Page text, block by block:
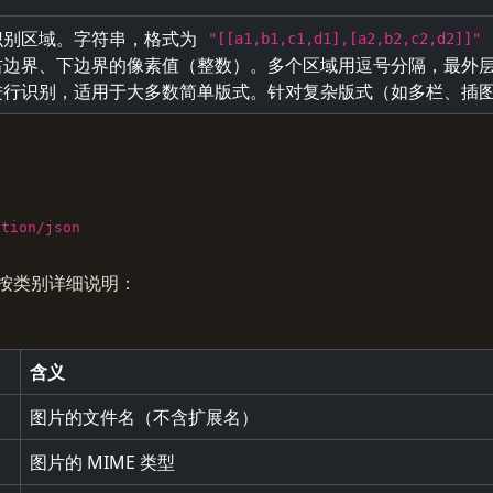
区域。字符串，格式为 "[[a1,b1,c1,d1],[a2,b2,c2,d2]]"
界、下边界的像素值（整数）。多个区域用逗号分隔，最外
识别，适用于大多数简单版式。针对复杂版式（如多栏、
json
类别详细说明：
含义
图片的文件名（不含扩展名）
图片的 MIME 类型